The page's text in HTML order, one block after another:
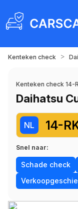
Kenteken check >
Kenteken check 14-
Daihatsu
NL 14-
Snel naar:
Schade check